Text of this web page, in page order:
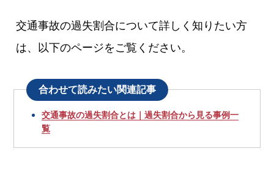
交通事故の過失割合について詳しく知りたい方
は、以下のページをご覧ください。
合わせて読みたい関連記事
交通事故の過失割合とは｜過失割合から見る事例一
覧